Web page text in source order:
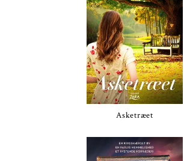
Asketræet